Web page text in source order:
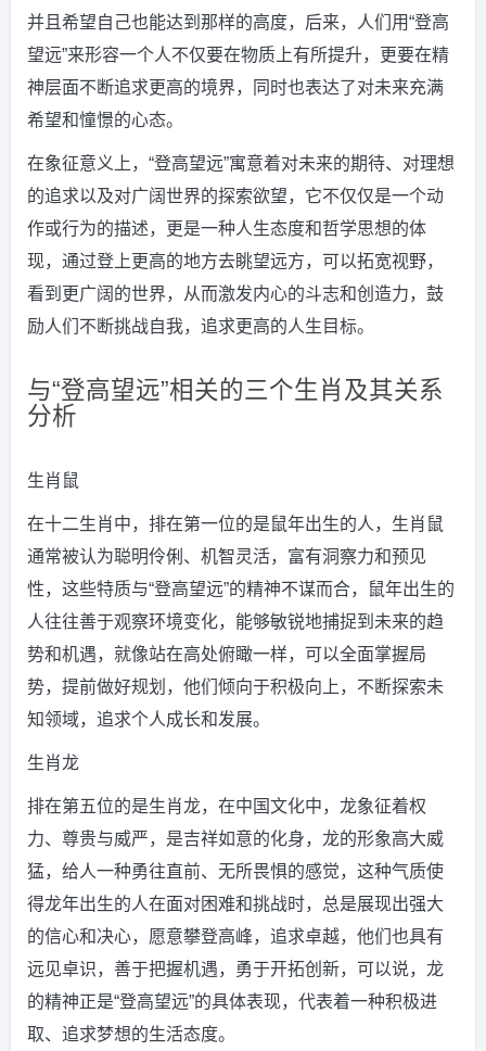
并且希望自己也能达到那样的高度，后来，人们用“登高
望远”来形容一个人不仅要在物质上有所提升，更要在精
神层面不断追求更高的境界，同时也表达了对未来充满
希望和憧憬的心态。
在象征意义上，“登高望远”寓意着对未来的期待、对理想
的追求以及对广阔世界的探索欲望，它不仅仅是一个动
作或行为的描述，更是一种人生态度和哲学思想的体
现，通过登上更高的地方去眺望远方，可以拓宽视野，
看到更广阔的世界，从而激发内心的斗志和创造力，鼓
励人们不断挑战自我，追求更高的人生目标。
与“登高望远”相关的三个生肖及其关系
分析
生肖鼠
在十二生肖中，排在第一位的是鼠年出生的人，生肖鼠
通常被认为聪明伶俐、机智灵活，富有洞察力和预见
性，这些特质与“登高望远”的精神不谋而合，鼠年出生的
人往往善于观察环境变化，能够敏锐地捕捉到未来的趋
势和机遇，就像站在高处俯瞰一样，可以全面掌握局
势，提前做好规划，他们倾向于积极向上，不断探索未
知领域，追求个人成长和发展。
生肖龙
排在第五位的是生肖龙，在中国文化中，龙象征着权
力、尊贵与威严，是吉祥如意的化身，龙的形象高大威
猛，给人一种勇往直前、无所畏惧的感觉，这种气质使
得龙年出生的人在面对困难和挑战时，总是展现出强大
的信心和决心，愿意攀登高峰，追求卓越，他们也具有
远见卓识，善于把握机遇，勇于开拓创新，可以说，龙
的精神正是“登高望远”的具体表现，代表着一种积极进
取、追求梦想的生活态度。